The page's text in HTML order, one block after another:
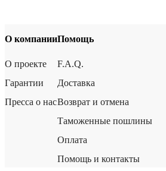
О компании
О проекте
Гарантии
Пресса о нас
Помощь
F.A.Q.
Доставка
Возврат и отмена
Таможенные пошлины
Оплата
Помощь и контакты